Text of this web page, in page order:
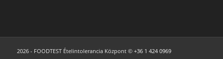
2026 - FOODTEST Ételintolerancia Központ © +36 1 424 0969